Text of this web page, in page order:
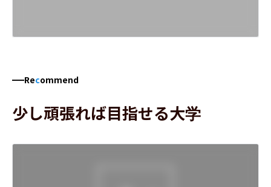
Recommend
少し頑張れば目指せる大学